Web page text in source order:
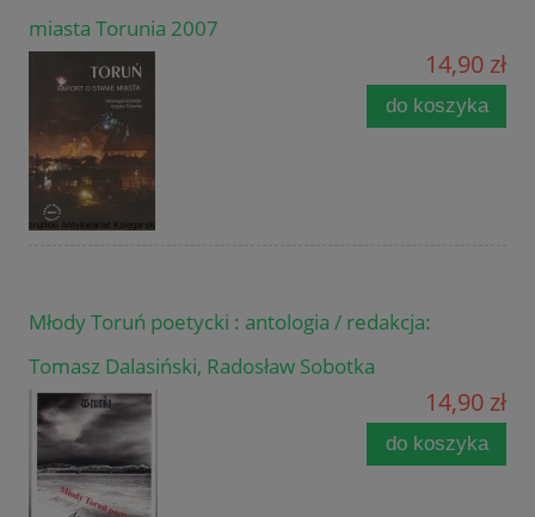
miasta Torunia 2007
14,90 zł
do koszyka
Młody Toruń poetycki : antologia / redakcja:
Tomasz Dalasiński, Radosław Sobotka
14,90 zł
do koszyka